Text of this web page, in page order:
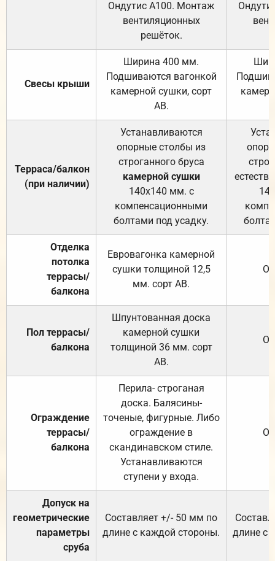
Ондутис А100. Монтаж
вентиляционных
решёток.
Свесы крыши
Ширина 400 мм.
Подшиваются вагонкой
камерной сушки, сорт
АВ.
Терраса/балкон
(при наличии)
Устанавливаются
опорные столбы из
строганного бруса
камерной сушки
140х140 мм. с
компенсационными
болтами под усадку.
Отделка
потолка
террасы/
балкона
Евровагонка камерной
сушки толщиной 12,5
мм. сорт АВ.
Пол террасы/
балкона
Шпунтованная доска
камерной сушки
толщиной 36 мм. сорт
АВ.
Ограждение
террасы/
балкона
Перила- строганая
доска. Балясины-
точеные, фигурные. Либо
ограждение в
скандинавском стиле.
Устанавливаются
ступени у входа.
Допуск на
геометрические
параметры
сруба
Составляет +/- 50 мм по
длине с каждой стороны.
длине с